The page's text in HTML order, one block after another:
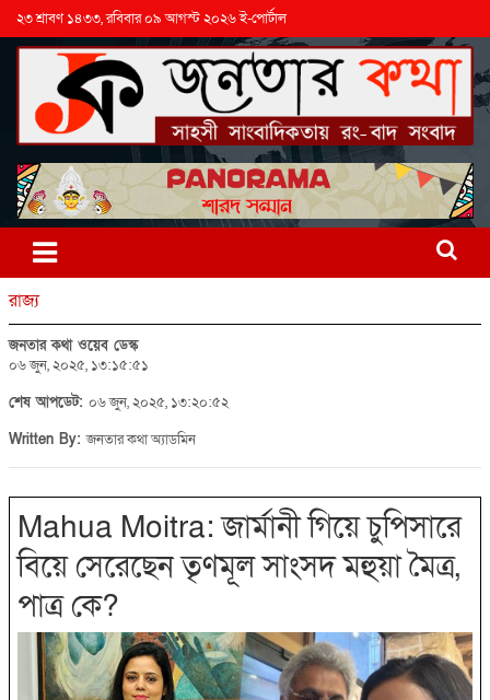
২৩ শ্রাবণ ১৪৩৩, রবিবার ০৯ আগস্ট ২০২৬ ই-পোর্টাল
রাজ্য
জনতার কথা ওয়েব ডেস্ক
০৬ জুন, ২০২৫, ১৩:১৫:৫১
শেষ আপডেট: ০৬ জুন, ২০২৫, ১৩:২০:৫২
Written By:জনতার কথা অ্যাডমিন
Mahua Moitra: জার্মানী গিয়ে চুপিসারে
বিয়ে সেরেছেন তৃণমূল সাংসদ মহুয়া মৈত্র,
পাত্র কে?